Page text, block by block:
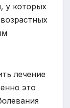
у которых
лечение
это